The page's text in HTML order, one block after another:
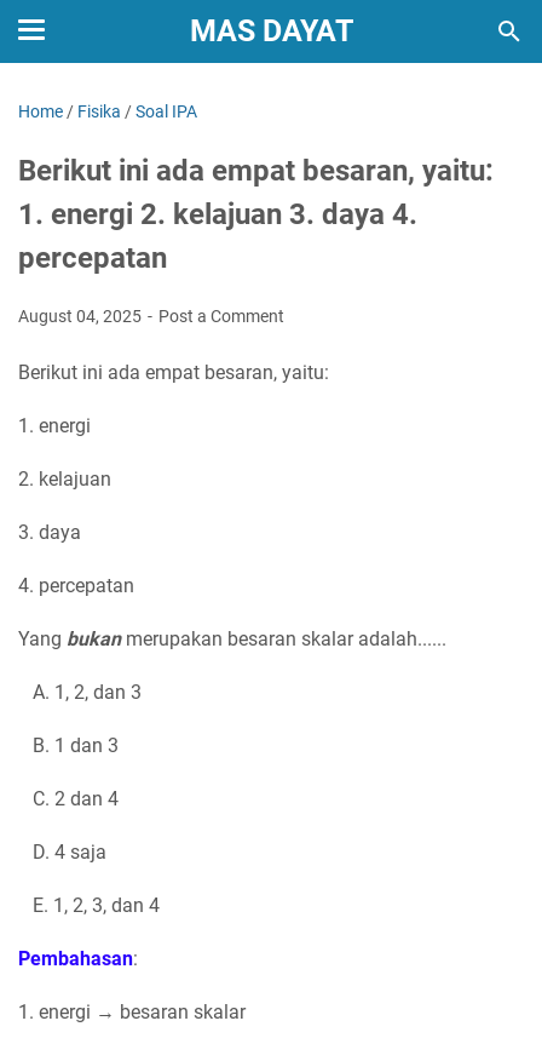
MAS DAYAT
Home / Fisika /Soal IPA
Berikut ini ada empat besaran, yaitu:
1. energi 2. kelajuan 3. daya 4.
percepatan
August 04, 2025 Post a Comment
Berikut ini ada empat besaran, yaitu:
1. energi
2. kelajuan
3. daya
4. percepatan
Yang bukanmerupakan besaran skalar adalah......
A. 1, 2, dan 3
B. 1 dan 3
C. 2 dan 4
D. 4 saja
E. 1, 2, 3, dan 4
Pembahasan:
1. energi → besaran skalar